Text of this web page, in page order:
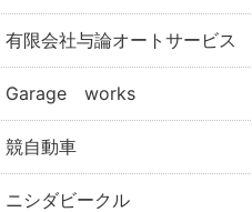
有限会社与論オートサービス
Garage works
競自動車
ニシダビークル